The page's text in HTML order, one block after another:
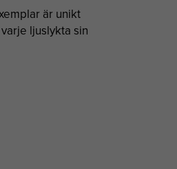
är unikt
ljuslykta sin